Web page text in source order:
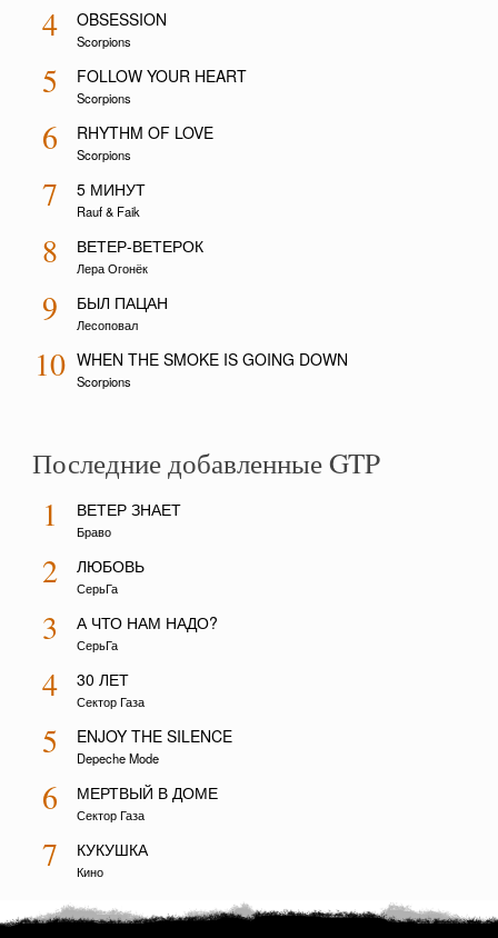
4 OBSESSION
Scorpions
5 FOLLOW YOUR HEART
Scorpions
6 RHYTHM OF LOVE
Scorpions
7 5 МИНУТ
Rauf & Faik
8 ВЕТЕР-ВЕТЕРОК
Лера Огонёк
9 БЫЛ ПАЦАН
Лесоповал
10 WHEN THE SMOKE IS GOING DOWN
Scorpions
Последние добавленные GTP
1 ВЕТЕР ЗНАЕТ
Браво
2 ЛЮБОВЬ
СерьГа
3 А ЧТО НАМ НАДО?
СерьГа
4 30 ЛЕТ
Сектор Газа
5 ENJOY THE SILENCE
Depeche Mode
6 МЕРТВЫЙ В ДОМЕ
Сектор Газа
7 КУКУШКА
Кино